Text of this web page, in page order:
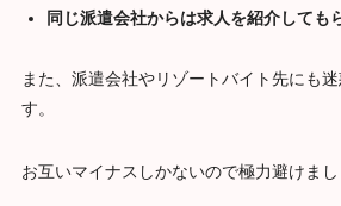
同じ派遣会社からは求人を紹介しても
また、派遣会社やリゾートバイト先にも
す。
お互いマイナスしかないので極力避けまし